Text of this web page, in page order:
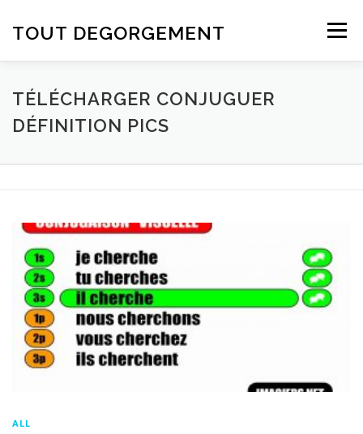
TOUT DEGORGEMENT Menu
TÉLÉCHARGER CONJUGUER
DÉFINITION PICS
ALL